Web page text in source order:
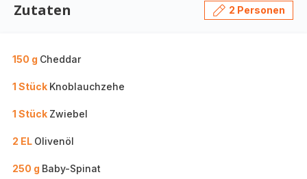
Zutaten 2 Personen
150 g Cheddar
1 Stück Knoblauchzehe
1 Stück Zwiebel
2 EL Olivenöl
250 g Baby-Spinat